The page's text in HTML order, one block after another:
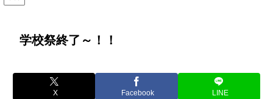
学校祭終了～！！
X Facebook LINE